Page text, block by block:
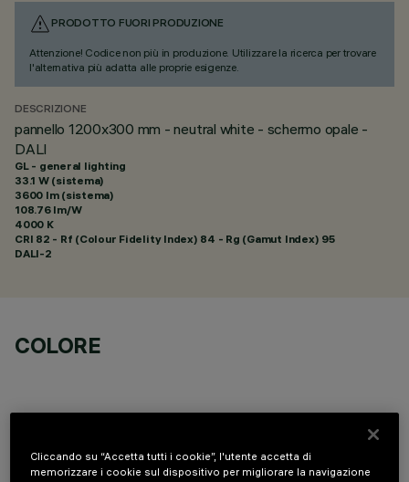
PRODOTTO FUORI PRODUZIONE
Attenzione! Codice non più in produzione. Utilizzare la ricerca per trovare
l'alternativa più adatta alle proprie esigenze.
DESCRIZIONE
pannello 1200x300 mm - neutral white - schermo opale -
DALI
GL - general lighting
33.1 W (sistema)
3600 lm (sistema)
108.76 lm/W
4000 K
CRI 82 - Rf (Colour Fidelity Index) 84 - Rg (Gamut Index) 95
DALI-2
COLORE
Cliccando su “Accetta tutti i cookie”, l'utente accetta di
memorizzare i cookie sul dispositivo per migliorare la navigazione